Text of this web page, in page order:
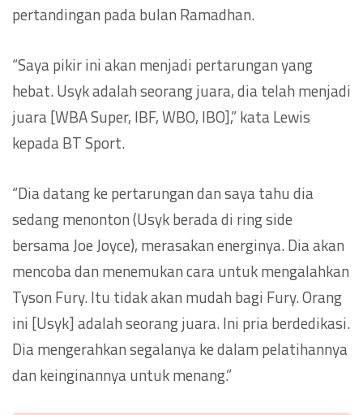
pertandingan pada bulan Ramadhan.
“Saya pikir ini akan menjadi pertarungan yang
hebat. Usyk adalah seorang juara, dia telah menjadi
juara [WBA Super, IBF, WBO, IBO],” kata Lewis
kepada BT Sport.
“Dia datang ke pertarungan dan saya tahu dia
sedang menonton (Usyk berada di ring side
bersama Joe Joyce), merasakan energinya. Dia akan
mencoba dan menemukan cara untuk mengalahkan
Tyson Fury. Itu tidak akan mudah bagi Fury. Orang
ini [Usyk] adalah seorang juara. Ini pria berdedikasi.
Dia mengerahkan segalanya ke dalam pelatihannya
dan keinginannya untuk menang.”